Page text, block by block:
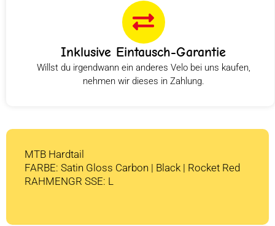
Inklusive Eintausch-Garantie
Willst du irgendwann ein anderes Velo bei uns kaufen,
nehmen wir dieses in Zahlung.
MTB Hardtail
FARBE: Satin Gloss Carbon | Black | Rocket Red
RAHMENGR SSE: L